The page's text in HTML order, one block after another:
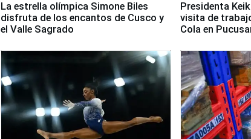
La estrella olímpica Simone Biles
disfruta de los encantos de Cusco y
el Valle Sagrado
Presidenta
visita de
Cola en